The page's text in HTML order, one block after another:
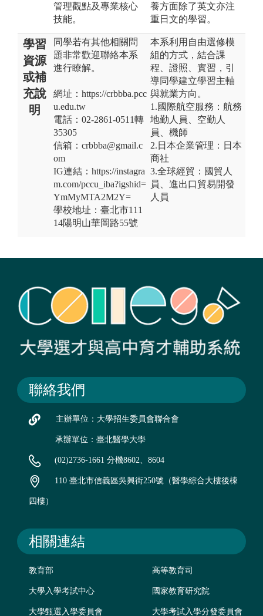
管理觀點及專業核心
技能。
養方面除了英文亦注
重日文的學習。
學習
資源
或補
充說
明
同學若有其他相關問
題非常歡迎聯絡本系
進行瞭解。
網址：https://crbbba.pcc
u.edu.tw
電話：02-2861-0511轉
35305
信箱：crbbba@gmail.c
om
IG連結：https://instagra
m.com/pccu_iba?igshid=
YmMyMTA2M2Y=
學校地址：臺北市111
14陽明山華岡路55號
本系利用自由選修模
組的方式，結合課
程、證照、實習，引
導同學建立學習主軸
與就業方向。
1.國際航空服務：航務
地勤人員、空勤人
員、機師
2.日本企業管理：日本
商社
3.全球經貿：國貿人
員、進出口貿易開發
人員
聯絡我們
主辦單位：大學招生委員會聯合會
承辦單位：臺北醫學大學
(02)2736-1661 分機8602、8604
110 臺北市信義區吳興街250號（醫學綜合大樓後棟
四樓）
相關連結
教育部 高等教育司
大學入學考試中心 國家教育研究院
大學甄選入學委員會 大學考試入學分發委員會